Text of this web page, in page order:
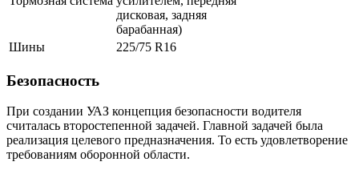
дисковая, задняя
барабанная)
Шины
225/75 R16
Безопасность
При создании УАЗ концепция безопасности водителя
считалась второстепенной задачей. Главной задачей была
реализация целевого предназначения. То есть удовлетворение
требованиям оборонной области.